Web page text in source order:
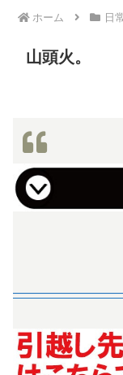
ホーム 日常
山頭火。